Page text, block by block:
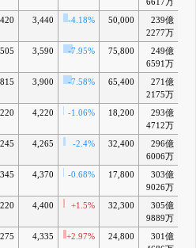
3,440 -4.18% 50,000
239億
2277万
3,590 -7.95% 75,800
249億
6591万
3,900 -7.58% 65,400
271億
2175万
4,220 -1.06% 18,200
293億
4712万
4,265 -2.4% 32,400
296億
6006万
4,370 -0.68% 17,800
303億
9026万
4,400 +1.5% 32,300
305億
9889万
4,335 +2.97% 24,800
301億